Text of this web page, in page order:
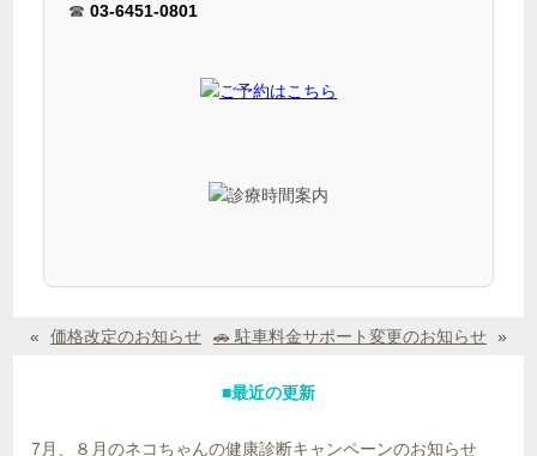
☎03-6451-0801
« 価格改定のお知らせ 🚗 駐車料金サポート変更のお知らせ »
■最近の更新
7月、８月のネコちゃんの健康診断キャンペーンのお知らせ